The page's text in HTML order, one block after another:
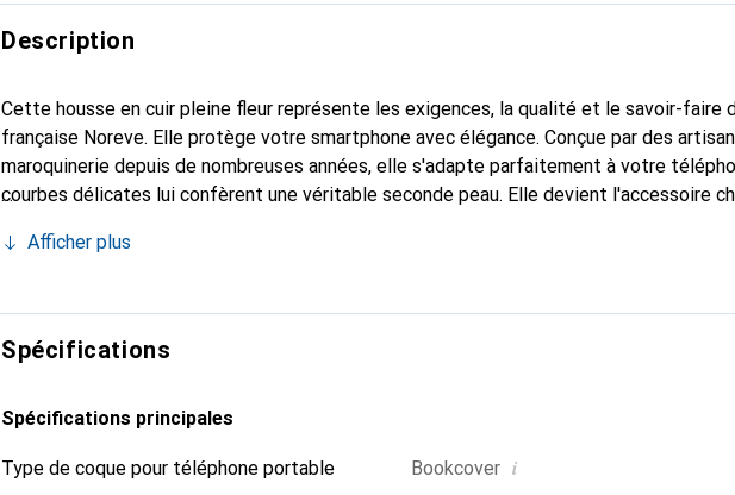
Description
Cette housse en cuir pleine fleur représente les exigences, la qualité et le savoir-faire
française Noreve. Elle protège votre smartphone avec élégance. Conçue par des
maroquinerie depuis de nombreuses années, elle s'adapte parfaitement à votre
courbes délicates lui confèrent une véritable seconde peau. Elle devient l'accessoire
est un choix sûr pour une clientèle exigeante.
Afficher plus
Spécifications
Spécifications principales
Type de coque pour téléphone portable Bookcover i